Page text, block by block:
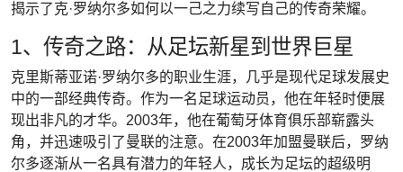
揭示了克·罗纳尔多如何以一己之力续写自己的传奇荣耀。
1、传奇之路：从足坛新星到世界巨星
克里斯蒂亚诺·罗纳尔多的职业生涯，几乎是现代足球发展史
中的一部经典传奇。作为一名足球运动员，他在年轻时便展
现出非凡的才华。2003年，他在葡萄牙体育俱乐部崭露头
角，并迅速吸引了曼联的注意。在2003年加盟曼联后，罗纳
尔多逐渐从一名具有潜力的年轻人，成长为足坛的超级明